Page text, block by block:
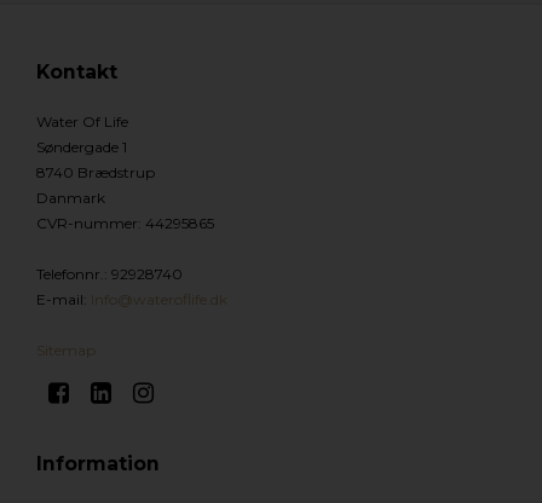
Kontakt
Water Of Life
Søndergade 1
8740 Brædstrup
Danmark
CVR-nummer: 44295865
Telefonnr.: 92928740
E-mail: Info@wateroflife.dk
Sitemap
Information